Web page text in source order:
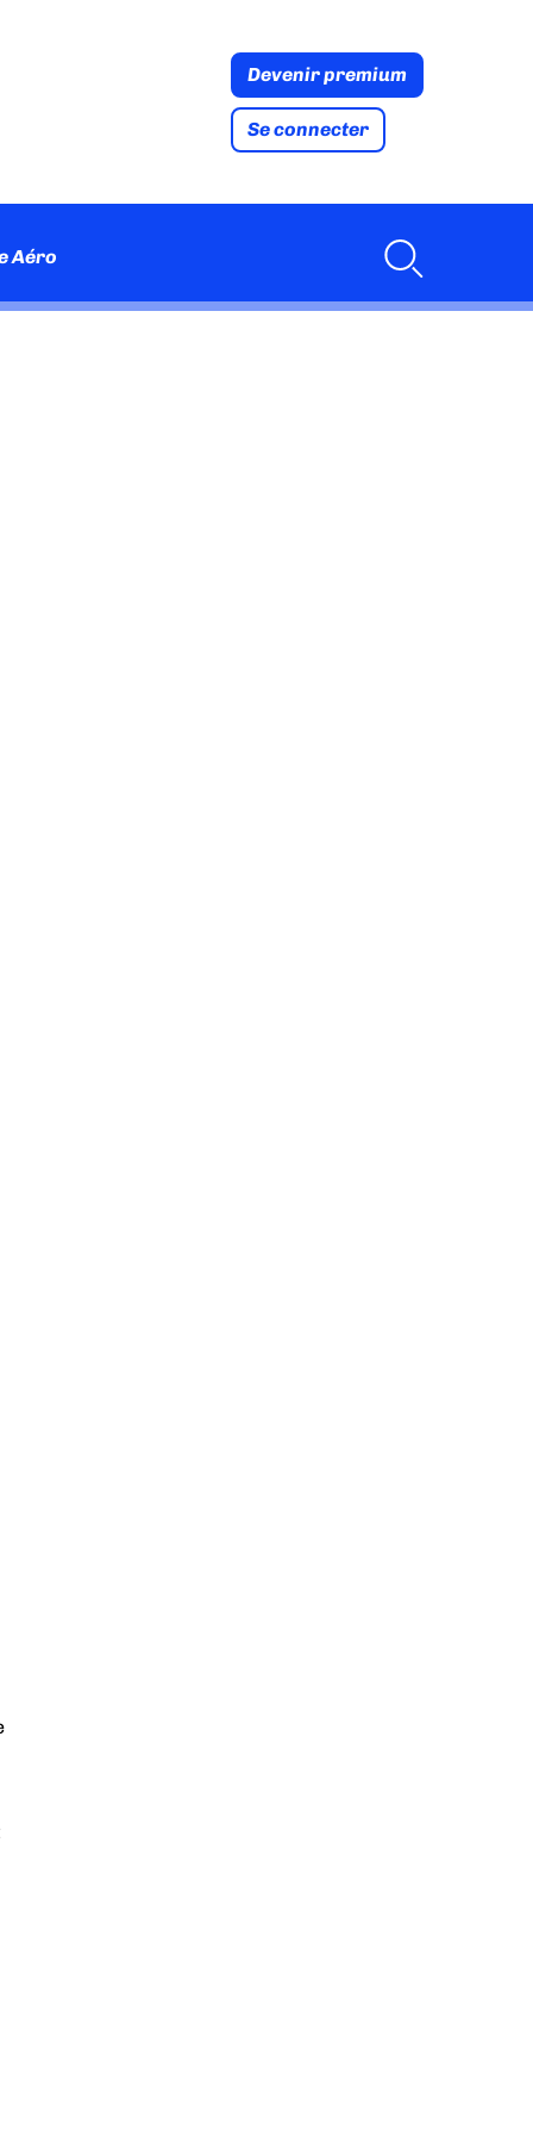
Devenir premium
Se connecter
Aéro